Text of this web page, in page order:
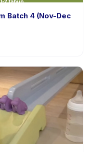
Batch 4 (Nov-Dec